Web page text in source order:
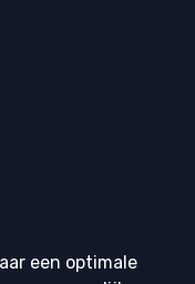
een optimale